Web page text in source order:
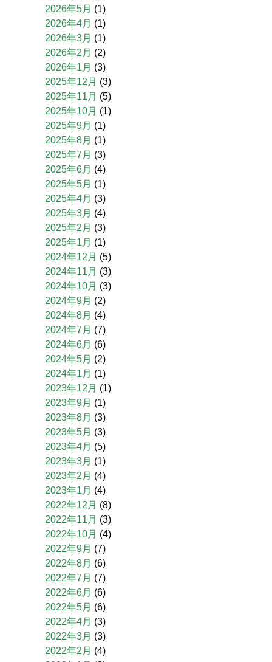
2026年5月 (1)
2026年4月 (1)
2026年3月 (1)
2026年2月 (2)
2026年1月 (3)
2025年12月 (3)
2025年11月 (5)
2025年10月 (1)
2025年9月 (1)
2025年8月 (1)
2025年7月 (3)
2025年6月 (4)
2025年5月 (1)
2025年4月 (3)
2025年3月 (4)
2025年2月 (3)
2025年1月 (1)
2024年12月 (5)
2024年11月 (3)
2024年10月 (3)
2024年9月 (2)
2024年8月 (4)
2024年7月 (7)
2024年6月 (6)
2024年5月 (2)
2024年1月 (1)
2023年12月 (1)
2023年9月 (1)
2023年8月 (3)
2023年5月 (3)
2023年4月 (5)
2023年3月 (1)
2023年2月 (4)
2023年1月 (4)
2022年12月 (8)
2022年11月 (3)
2022年10月 (4)
2022年9月 (7)
2022年8月 (6)
2022年7月 (7)
2022年6月 (6)
2022年5月 (6)
2022年4月 (3)
2022年3月 (3)
2022年2月 (4)